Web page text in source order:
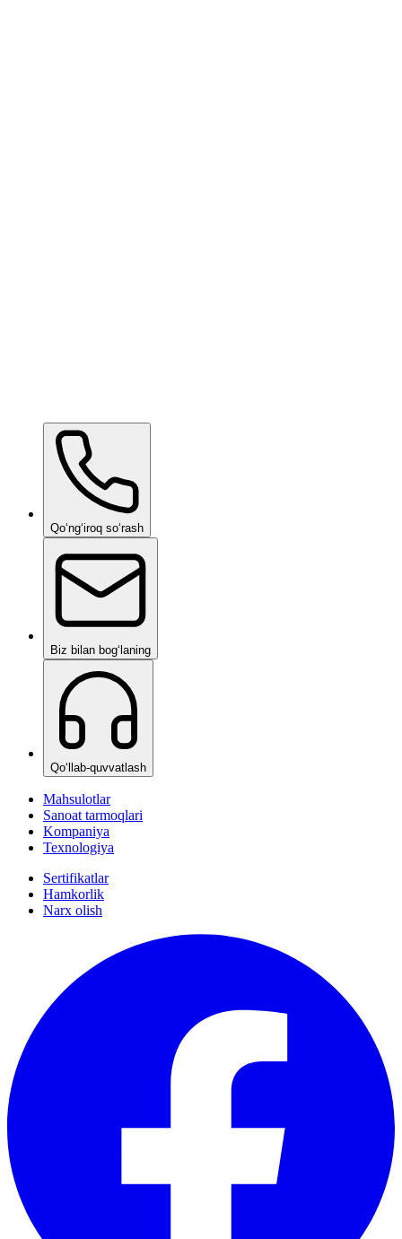
Ceramic Pro Care+soʻrov boʻyicha
Qoʻngʻiroq soʻrash
Biz bilan bogʻlaning
Qoʻllab-quvvatlash
Mahsulotlar
Sanoat tarmoqlari
Kompaniya
Texnologiya
Sertifikatlar
Hamkorlik
Narx olish